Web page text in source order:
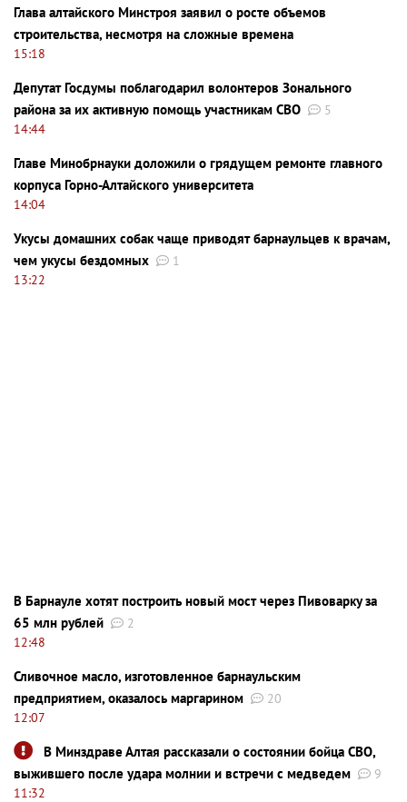
Глава алтайского Минстроя заявил о росте объемов
строительства, несмотря на сложные времена
15:18
Депутат Госдумы поблагодарил волонтеров Зонального
района за их активную помощь участникам СВО
5
14:44
Главе Минобрнауки доложили о грядущем ремонте главного
корпуса Горно-Алтайского университета
14:04
Укусы домашних собак чаще приводят барнаульцев к врачам,
чем укусы бездомных
1
13:22
В Барнауле хотят построить новый мост через Пивоварку за
65 млн рублей
2
12:48
Сливочное масло, изготовленное барнаульским
предприятием, оказалось маргарином
20
12:07
В Минздраве Алтая рассказали о состоянии бойца СВО,
выжившего после удара молнии и встречи с медведем
9
11:32